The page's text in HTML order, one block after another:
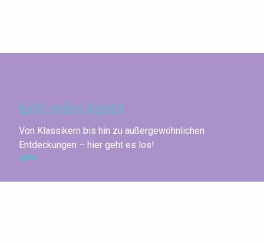
Durch andere Aspekte
Von Klassikern bis hin zu außergewöhnlichen
Entdeckungen – hier geht es los!